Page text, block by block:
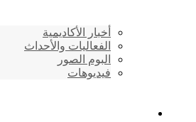
أخبار الأكاديمية
الفعاليات والأحداث
البوم الصور
فيديوهات